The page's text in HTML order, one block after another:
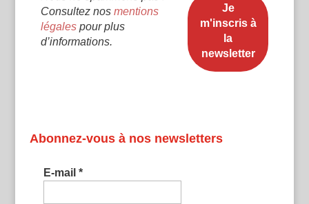
Consultez nos mentions
légalespour plus
d’informations.
Abonnez-vous à nos newsletters
E-mail *